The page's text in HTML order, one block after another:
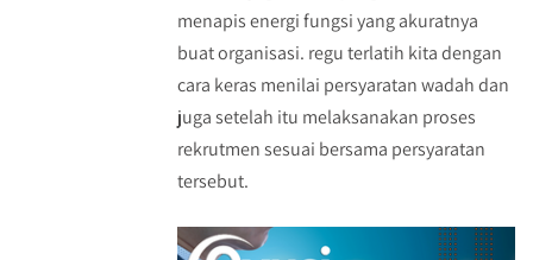
menapis energi fungsi yang akuratnya
buat organisasi. regu terlatih kita dengan
cara keras menilai persyaratan wadah dan
juga setelah itu melaksanakan proses
rekrutmen sesuai bersama persyaratan
tersebut.